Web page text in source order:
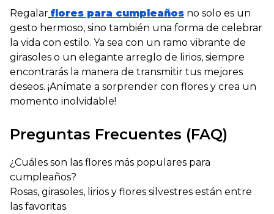
Regalar flores para cumpleaños no solo es un
gesto hermoso, sino también una forma de celebrar
la vida con estilo. Ya sea con un ramo vibrante de
girasoles o un elegante arreglo de lirios, siempre
encontrarás la manera de transmitir tus mejores
deseos. ¡Anímate a sorprender con flores y crea un
momento inolvidable!
Preguntas Frecuentes (FAQ)
¿Cuáles son las flores más populares para
cumpleaños?
Rosas, girasoles, lirios y flores silvestres están entre
las favoritas.